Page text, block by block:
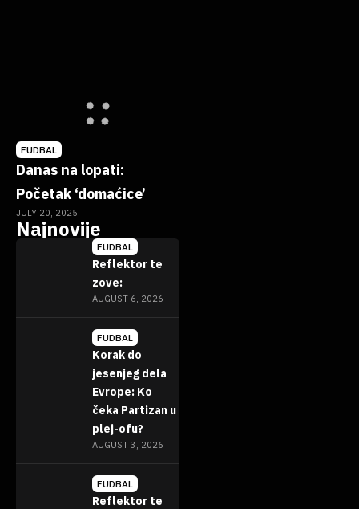
FUDBAL
Danas na lopati:
Početak ‘domaćice’
JULY 20, 2025
Najnovije
FUDBAL
Reflektor te
zove:
AUGUST 6, 2026
FUDBAL
Korak do
jesenjeg dela
Evrope: Ko
čeka Partizan u
plej-ofu?
AUGUST 3, 2026
FUDBAL
Reflektor te